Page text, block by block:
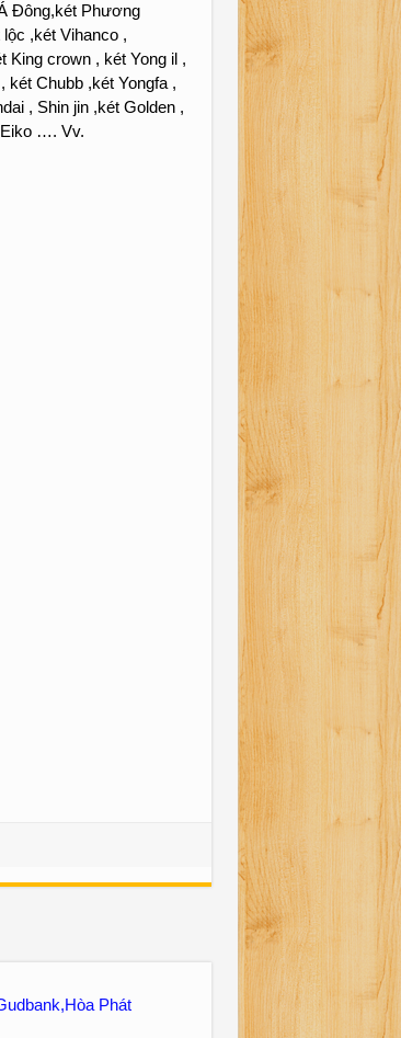
Đông,két Phương
,két Vihanco ,
crown , két Yong il ,
két Chubb ,két Yongfa ,
, Shin jin ,két Golden ,
Eiko …. Vv.
Phát